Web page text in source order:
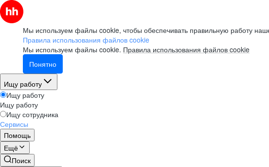
Мы используем файлы cookie, чтобы обеспечивать правильную работу
Правила использования файлов cookie
Мы используем файлы cookie. Правила использования файлов cookie
Понятно
Ищу работу
Ищу работу
Ищу работу
Ищу сотрудника
Сервисы
Помощь
Ещё
Поиск